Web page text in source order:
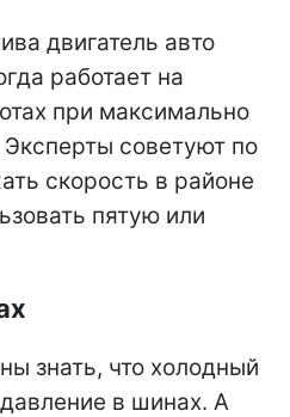
двигатель авто
работает на
при максимально
советуют по
скорость в районе
пятую или
знать, что холодный
в шинах. А